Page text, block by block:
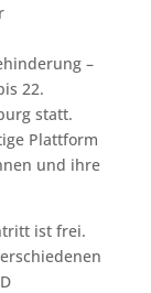
–
22.
statt.
Plattform
und ihre
ist frei.